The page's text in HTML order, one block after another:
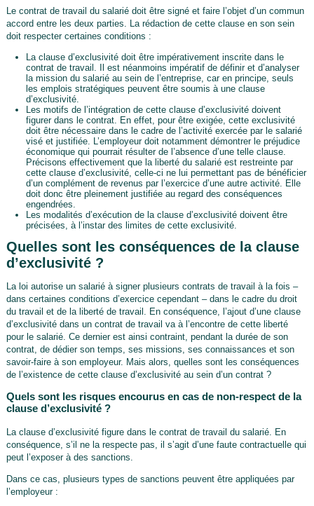
Le contrat de travail du salarié doit être signé et faire l’objet d’un commun
accord entre les deux parties. La rédaction de cette clause en son sein
doit respecter certaines conditions :
La clause d’exclusivité doit être impérativement inscrite dans le
contrat de travail. Il est néanmoins impératif de définir et d’analyser
la mission du salarié au sein de l’entreprise, car en principe, seuls
les emplois stratégiques peuvent être soumis à une clause
d’exclusivité.
Les motifs de l’intégration de cette clause d’exclusivité doivent
figurer dans le contrat. En effet, pour être exigée, cette exclusivité
doit être nécessaire dans le cadre de l’activité exercée par le salarié
visé et justifiée. L’employeur doit notamment démontrer le préjudice
économique qui pourrait résulter de l’absence d’une telle clause.
Précisons effectivement que la liberté du salarié est restreinte par
cette clause d’exclusivité, celle-ci ne lui permettant pas de bénéficier
d’un complément de revenus par l’exercice d’une autre activité. Elle
doit donc être pleinement justifiée au regard des conséquences
engendrées.
Les modalités d’exécution de la clause d’exclusivité doivent être
précisées, à l’instar des limites de cette exclusivité.
Quelles sont les conséquences de la clause
d’exclusivité ?
La loi autorise un salarié à signer plusieurs contrats de travail à la fois –
dans certaines conditions d’exercice cependant – dans le cadre du droit
du travail et de la liberté de travail. En conséquence, l’ajout d’une clause
d’exclusivité dans un contrat de travail va à l’encontre de cette liberté
pour le salarié. Ce dernier est ainsi contraint, pendant la durée de son
contrat, de dédier son temps, ses missions, ses connaissances et son
savoir-faire à son employeur. Mais alors, quelles sont les conséquences
de l’existence de cette clause d’exclusivité au sein d’un contrat ?
Quels sont les risques encourus en cas de non-respect de la
clause d’exclusivité ?
La clause d’exclusivité figure dans le contrat de travail du salarié. En
conséquence, s’il ne la respecte pas, il s’agit d’une faute contractuelle qui
peut l’exposer à des sanctions.
Dans ce cas, plusieurs types de sanctions peuvent être appliquées par
l’employeur :